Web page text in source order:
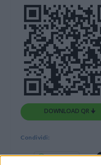
DOWNLOAD QR 🠋
Condividi:
WhatsApp